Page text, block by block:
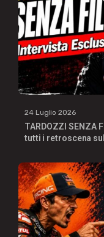
24 Luglio 2026
TARDOZZI SENZA
tutti i retroscena